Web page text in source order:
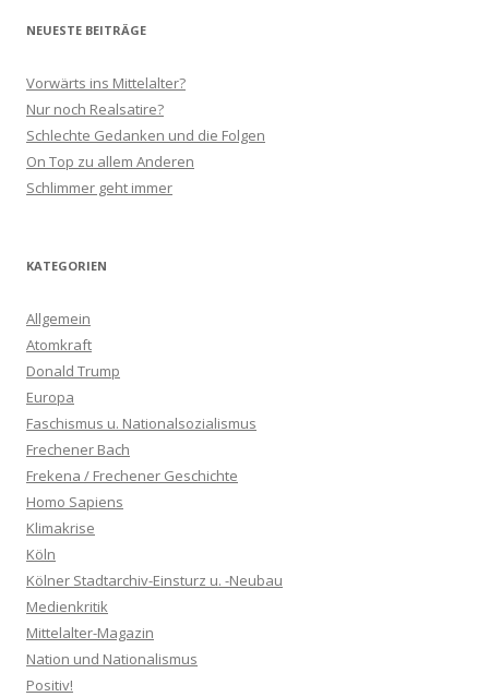
NEUESTE BEITRÄGE
Vorwärts ins Mittelalter?
Nur noch Realsatire?
Schlechte Gedanken und die Folgen
On Top zu allem Anderen
Schlimmer geht immer
KATEGORIEN
Allgemein
Atomkraft
Donald Trump
Europa
Faschismus u. Nationalsozialismus
Frechener Bach
Frekena / Frechener Geschichte
Homo Sapiens
Klimakrise
Köln
Kölner Stadtarchiv-Einsturz u. -Neubau
Medienkritik
Mittelalter-Magazin
Nation und Nationalismus
Positiv!